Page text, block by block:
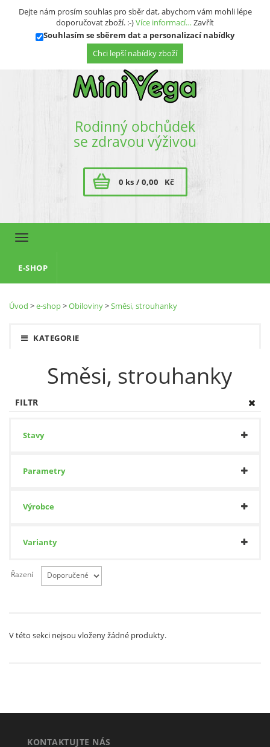
Dejte nám prosím souhlas pro sběr dat, abychom vám mohli lépe
doporučovat zboží. :-)Více informací… Zavřít
Souhlasím se sběrem dat a personalizací nabídky
Přihlásit se Registrace
Rodinný obchůdek
se zdravou výživou
0 ks /0,00 Kč
Toggle
E-SHOP
Úvod >e-shop>Obiloviny>Směsi, strouhanky
KATEGORIE
Směsi, strouhanky
FILTR
Stavy
Parametry
Výrobce
Varianty
Řazení
V této sekci nejsou vloženy žádné produkty.
KONTAKTUJTE NÁS